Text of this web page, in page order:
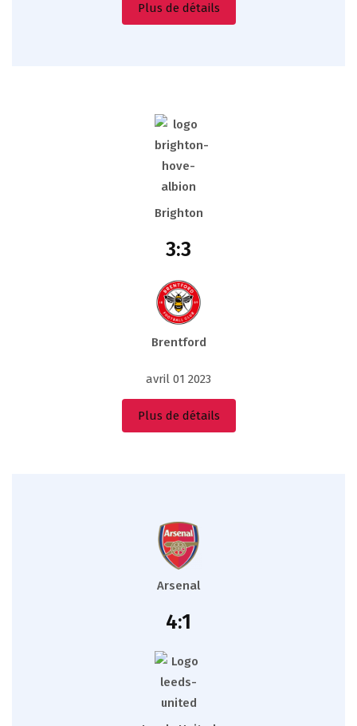
Plus de détails
Brighton
3:3
Brentford
avril 01 2023
Plus de détails
Arsenal
4:1